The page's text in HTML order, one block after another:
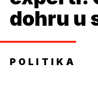
dohru u
POLITIKA